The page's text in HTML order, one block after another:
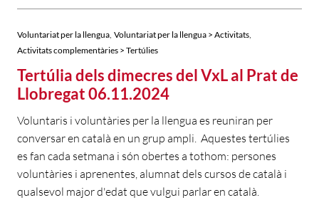
Voluntariat per la llengua Voluntariat per la llengua > Activitats
Activitats complementàries > Tertúlies
Tertúlia dels dimecres del VxL al Prat de
Llobregat 06.11.2024
Voluntaris i voluntàries per la llengua es reuniran per
conversar en català en un grup ampli. Aquestes tertúlies
es fan cada setmana i són obertes a tothom: persones
voluntàries i aprenentes, alumnat dels cursos de català i
qualsevol major d'edat que vulgui parlar en català.